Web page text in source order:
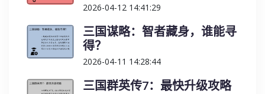
2026-04-12 14:41:29
三国谋略：智者藏身，谁能寻
得？
2026-04-11 14:28:44
三国群英传7：最快升级攻略